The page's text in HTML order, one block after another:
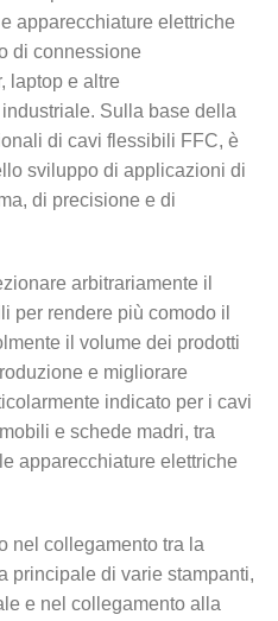
apparecchiature elettriche
di connessione
laptop e altre
Sulla base della
di cavi flessibili FFC, è
sviluppo di applicazioni di
di precisione e di
arbitrariamente il
per rendere più comodo il
il volume dei prodotti
e migliorare
indicato per i cavi
e schede madri, tra
apparecchiature elettriche
nel collegamento tra la
principale di varie stampanti,
e nel collegamento alla